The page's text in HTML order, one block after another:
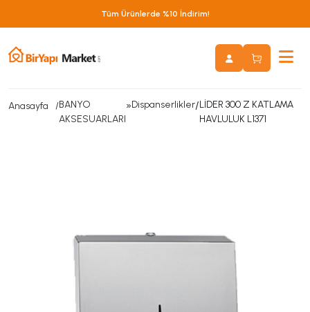
Tüm Ürünlerde %10 İndirim!
Anasayfa
BANYO
AKSESUARLARI
»Dispanserlikler/LİDER 300 Z KATLAMA
HAVLULUK L1371